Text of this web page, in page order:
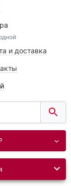
и доставка